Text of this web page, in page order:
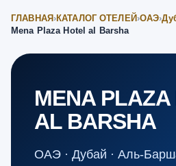
ГЛАВНАЯ ›КАТАЛОГ ОТЕЛЕЙ ›ОАЭ›
Mena Plaza Hotel al Barsha
MENA PLAZA
AL BARSHA
ОАЭ · Дубай · Аль-